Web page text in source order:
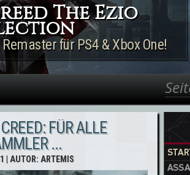
The Ezio
für PS4 & Xbox One!
Suche
FÜR ALLE
...
| AUTOR: ARTEMIS